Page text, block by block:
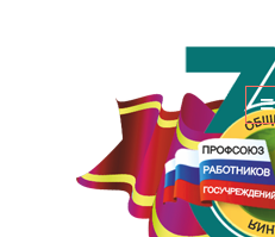
Чеченская
организация